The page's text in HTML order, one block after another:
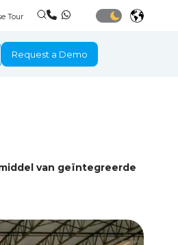
Tour
Request a Demo
van geïntegreerde